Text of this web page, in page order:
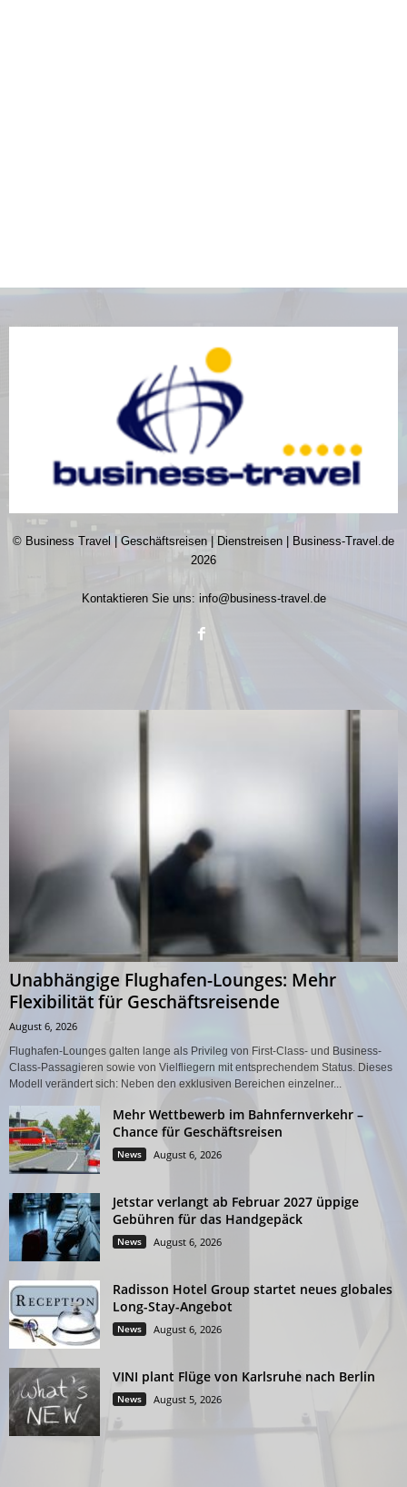
© Business Travel | Geschäftsreisen | Dienstreisen | Business-Travel.de
2026
Kontaktieren Sie uns: info@business-travel.de
Unabhängige Flughafen-Lounges: Mehr
Flexibilität für Geschäftsreisende
August 6, 2026
Flughafen-Lounges galten lange als Privileg von First-Class- und Business-
Class-Passagieren sowie von Vielfliegern mit entsprechendem Status. Dieses
Modell verändert sich: Neben den exklusiven Bereichen einzelner...
Mehr Wettbewerb im Bahnfernverkehr –
Chance für Geschäftsreisen
News August 6, 2026
Jetstar verlangt ab Februar 2027 üppige
Gebühren für das Handgepäck
News August 6, 2026
Radisson Hotel Group startet neues globales
Long-Stay-Angebot
News August 6, 2026
VINI plant Flüge von Karlsruhe nach Berlin
News August 5, 2026